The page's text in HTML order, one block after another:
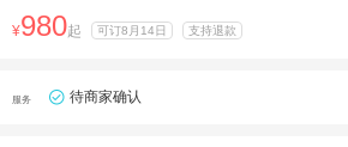
¥980起 可订8月14日 支持退款
服务 待商家确认